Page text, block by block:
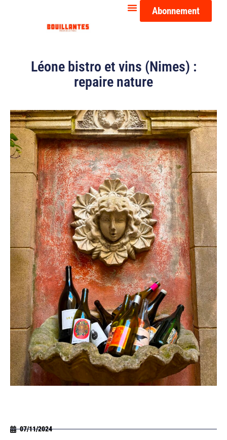
Abonnement
Léone bistro et vins (Nimes) :
repaire nature
07/11/2024